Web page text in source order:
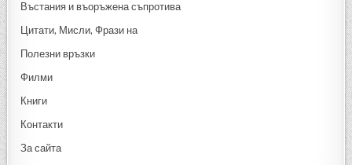
Въстания и въоръжена съпротива
Цитати, Мисли, Фрази на
Полезни връзки
Филми
Книги
Контакти
За сайта